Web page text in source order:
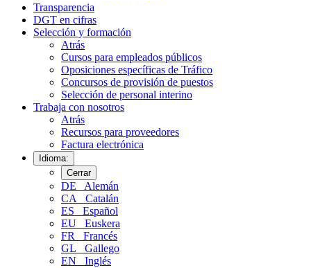
Transparencia
DGT en cifras
Selección y formación
Atrás
Cursos para empleados públicos
Oposiciones específicas de Tráfico
Concursos de provisión de puestos
Selección de personal interino
Trabaja con nosotros
Atrás
Recursos para proveedores
Factura electrónica
Idioma:
Cerrar
DE
Alemán
CA
Catalán
ES
Español
EU
Euskera
FR
Francés
GL
Gallego
EN
Inglés